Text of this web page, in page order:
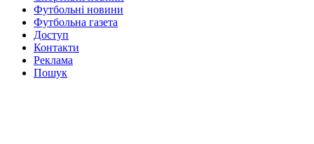
Футбольні новини
Футбольна газета
Доступ
Контакти
Реклама
Пошук